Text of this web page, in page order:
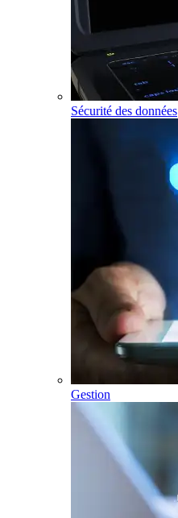
Sécurité des données
Gestion